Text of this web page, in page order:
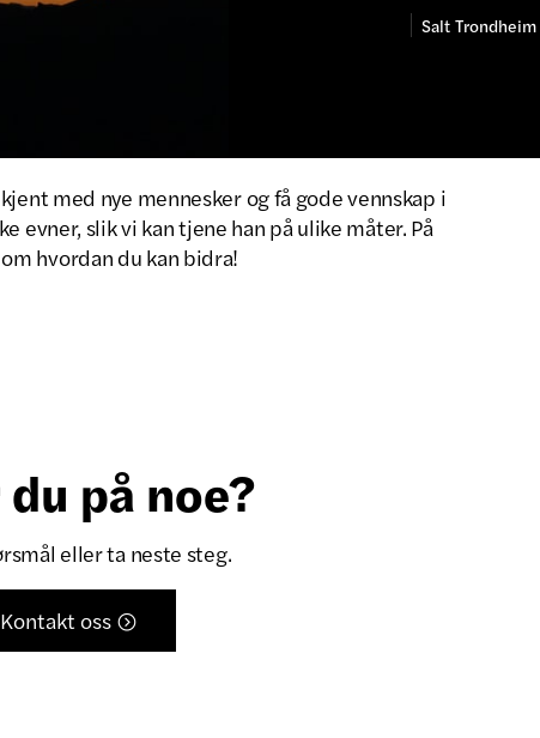
Salt Trondheim
med nye mennesker og få gode vennskap i
evner, slik vi kan tjene han på ulike måter. På
hvordan du kan bidra!
på noe?
eller ta neste steg.
Kontakt oss 